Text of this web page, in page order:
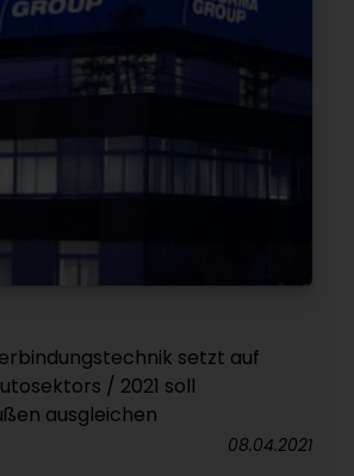
setzt auf
/ 2021 soll
ausgleichen
08.04.2021